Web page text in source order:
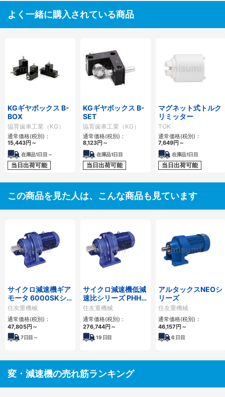
よく一緒に購入されている商品
KGギヤボックス B-
BOX
協育歯車工業（KG）
通常価格(税別)：
15,443円～
在庫品1日目～
当日出荷可能
KGギヤボックス B-
SET
協育歯車工業（KG）
通常価格(税別)：
8,123円～
在庫品1日目
当日出荷可能
マグネット式トルク
リミッター
TOK
通常価格(税別)：
7,649円～
在庫品1日目
当日出荷可能
この商品を見た人は、こんな商品も見ています
サイクロ減速機ギア
モータ 6000SKシ
リーズ
住友重機械
通常価格(税別)：
47,805円～
7日目～
サイクロ減速機低減
速比シリーズ PHHM
形
住友重機械
通常価格(税別)：
276,744円～
19 日目
アルタックスNEOシ
リーズ
住友重機械
通常価格(税別)：
46,157円～
6 日目
変・減速機の売れ筋ランキング